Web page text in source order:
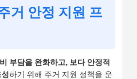
거 안정 지원 프
부담을 완화하고, 보다 안정적
하기 위해 주거 지원 정책을 운